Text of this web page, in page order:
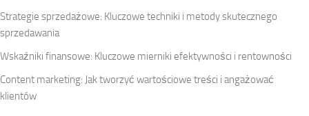
Strategie sprzedażowe: Kluczowe techniki i metody skutecznego
sprzedawania
Wskaźniki finansowe: Kluczowe mierniki efektywności i rentowności
Content marketing: Jak tworzyć wartościowe treści i angażować
klientów